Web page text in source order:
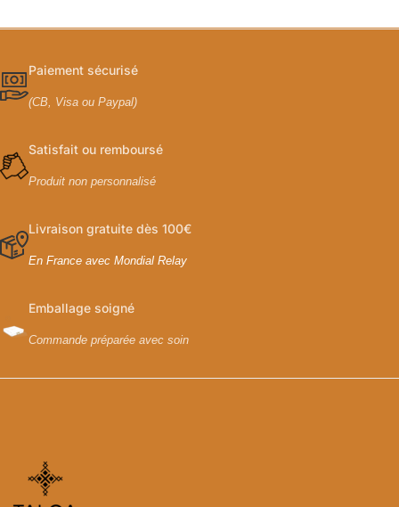
Paiement sécurisé
(CB, Visa ou Paypal)
Satisfait ou remboursé
Produit non personnalisé
Livraison gratuite dès 100€
En France avec Mondial Relay
Emballage soigné
Commande préparée avec soin